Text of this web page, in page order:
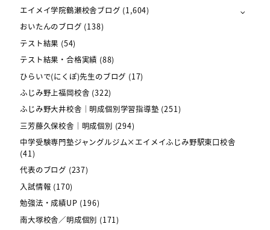
エイメイ学院鶴瀬校舎ブログ (1,604)
おいたんのブログ (138)
テスト結果 (54)
テスト結果・合格実績 (88)
ひらいで(にくぽ)先生のブログ (17)
ふじみ野上福岡校舎 (322)
ふじみ野大井校舎｜明成個別学習指導塾 (251)
三芳藤久保校舎｜明成個別 (294)
中学受験専門塾ジャングルジム×エイメイふじみ野駅東口校舎
(41)
代表のブログ (237)
入試情報 (170)
勉強法・成績UP (196)
南大塚校舎／明成個別 (171)